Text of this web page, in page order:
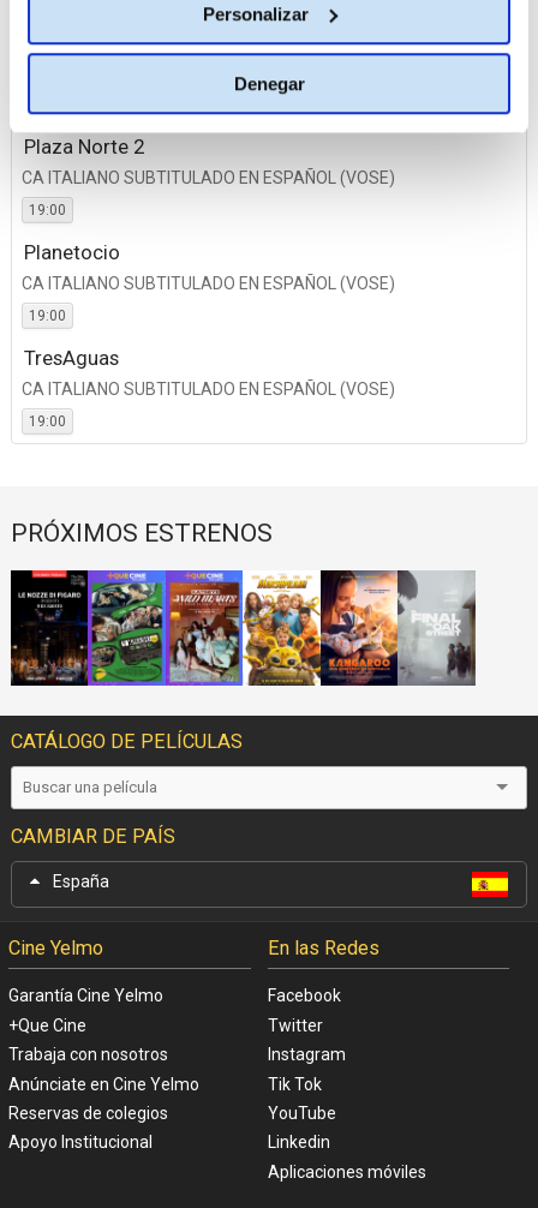
Personalizar
Denegar
La Vaguada
Plaza Norte 2
CA ITALIANO SUBTITULADO EN ESPAÑOL (VOSE)
19:00
Planetocio
CA ITALIANO SUBTITULADO EN ESPAÑOL (VOSE)
19:00
TresAguas
CA ITALIANO SUBTITULADO EN ESPAÑOL (VOSE)
19:00
PRÓXIMOS ESTRENOS
CATÁLOGO DE PELÍCULAS
CAMBIAR DE PAÍS
España
Cine Yelmo
Garantía Cine Yelmo
+Que Cine
Trabaja con nosotros
Anúnciate en Cine Yelmo
Reservas de colegios
Apoyo Institucional
En las Redes
Facebook
Twitter
Instagram
Tik Tok
YouTube
Linkedin
Aplicaciones móviles